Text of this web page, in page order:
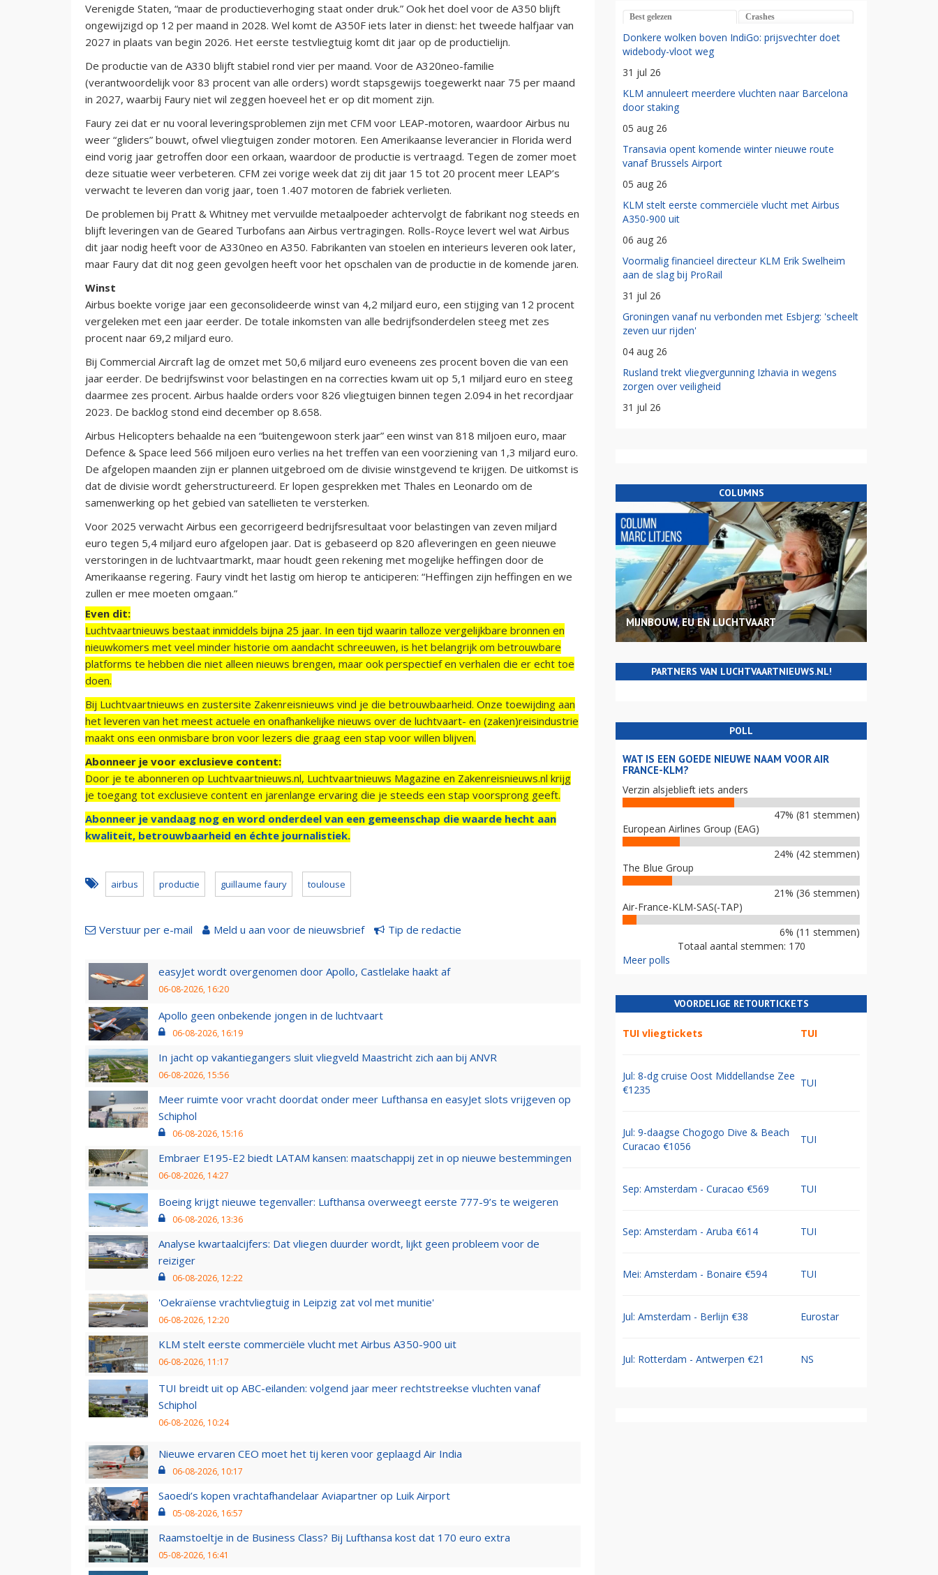
Verenigde Staten, “maar de productieverhoging staat onder druk.” Ook het doel voor de A350 blijft
ongewijzigd op 12 per maand in 2028. Wel komt de A350F iets later in dienst: het tweede halfjaar van
2027 in plaats van begin 2026. Het eerste testvliegtuig komt dit jaar op de productielijn.
De productie van de A330 blijft stabiel rond vier per maand. Voor de A320neo-familie
(verantwoordelijk voor 83 procent van alle orders) wordt stapsgewijs toegewerkt naar 75 per maand
in 2027, waarbij Faury niet wil zeggen hoeveel het er op dit moment zijn.
Faury zei dat er nu vooral leveringsproblemen zijn met CFM voor LEAP-motoren, waardoor Airbus nu
weer “gliders” bouwt, ofwel vliegtuigen zonder motoren. Een Amerikaanse leverancier in Florida werd
eind vorig jaar getroffen door een orkaan, waardoor de productie is vertraagd. Tegen de zomer moet
deze situatie weer verbeteren. CFM zei vorige week dat zij dit jaar 15 tot 20 procent meer LEAP’s
verwacht te leveren dan vorig jaar, toen 1.407 motoren de fabriek verlieten.
De problemen bij Pratt & Whitney met vervuilde metaalpoeder achtervolgt de fabrikant nog steeds en
blijft leveringen van de Geared Turbofans aan Airbus vertragingen. Rolls-Royce levert wel wat Airbus
dit jaar nodig heeft voor de A330neo en A350. Fabrikanten van stoelen en interieurs leveren ook later,
maar Faury dat dit nog geen gevolgen heeft voor het opschalen van de productie in de komende jaren.
Winst
Airbus boekte vorige jaar een geconsolideerde winst van 4,2 miljard euro, een stijging van 12 procent
vergeleken met een jaar eerder. De totale inkomsten van alle bedrijfsonderdelen steeg met zes
procent naar 69,2 miljard euro.
Bij Commercial Aircraft lag de omzet met 50,6 miljard euro eveneens zes procent boven die van een
jaar eerder. De bedrijfswinst voor belastingen en na correcties kwam uit op 5,1 miljard euro en steeg
daarmee zes procent. Airbus haalde orders voor 826 vliegtuigen binnen tegen 2.094 in het recordjaar
2023. De backlog stond eind december op 8.658.
Airbus Helicopters behaalde na een “buitengewoon sterk jaar” een winst van 818 miljoen euro, maar
Defence & Space leed 566 miljoen euro verlies na het treffen van een voorziening van 1,3 miljard euro.
De afgelopen maanden zijn er plannen uitgebroed om de divisie winstgevend te krijgen. De uitkomst is
dat de divisie wordt geherstructureerd. Er lopen gesprekken met Thales en Leonardo om de
samenwerking op het gebied van satellieten te versterken.
Voor 2025 verwacht Airbus een gecorrigeerd bedrijfsresultaat voor belastingen van zeven miljard
euro tegen 5,4 miljard euro afgelopen jaar. Dat is gebaseerd op 820 afleveringen en geen nieuwe
verstoringen in de luchtvaartmarkt, maar houdt geen rekening met mogelijke heffingen door de
Amerikaanse regering. Faury vindt het lastig om hierop te anticiperen: “Heffingen zijn heffingen en we
zullen er mee moeten omgaan.”
Even dit:
Luchtvaartnieuws bestaat inmiddels bijna 25 jaar. In een tijd waarin talloze vergelijkbare bronnen en
nieuwkomers met veel minder historie om aandacht schreeuwen, is het belangrijk om betrouwbare
platforms te hebben die niet alleen nieuws brengen, maar ook perspectief en verhalen die er echt toe
doen.
Bij Luchtvaartnieuws en zustersite Zakenreisnieuws vind je die betrouwbaarheid. Onze toewijding aan
het leveren van het meest actuele en onafhankelijke nieuws over de luchtvaart- en (zaken)reisindustrie
maakt ons een onmisbare bron voor lezers die graag een stap voor willen blijven.
Abonneer je voor exclusieve content:
Door je te abonneren op Luchtvaartnieuws.nl, Luchtvaartnieuws Magazine en Zakenreisnieuws.nl krijg
je toegang tot exclusieve content en jarenlange ervaring die je steeds een stap voorsprong geeft.
Abonneer je vandaag nog en word onderdeel van een gemeenschap die waarde hecht aan
kwaliteit, betrouwbaarheid en échte journalistiek.
airbus productie guillaume faury toulouse
Verstuur per e-mail Meld u aan voor de nieuwsbrief Tip de redactie
easyJet wordt overgenomen door Apollo, Castlelake haakt af
06-08-2026, 16:20
Apollo geen onbekende jongen in de luchtvaart
06-08-2026, 16:19
In jacht op vakantiegangers sluit vliegveld Maastricht zich aan bij ANVR
06-08-2026, 15:56
Meer ruimte voor vracht doordat onder meer Lufthansa en easyJet slots vrijgeven op
Schiphol
06-08-2026, 15:16
Embraer E195-E2 biedt LATAM kansen: maatschappij zet in op nieuwe bestemmingen
06-08-2026, 14:27
Boeing krijgt nieuwe tegenvaller: Lufthansa overweegt eerste 777-9’s te weigeren
06-08-2026, 13:36
Analyse kwartaalcijfers: Dat vliegen duurder wordt, lijkt geen probleem voor de
reiziger
06-08-2026, 12:22
'Oekraïense vrachtvliegtuig in Leipzig zat vol met munitie'
06-08-2026, 12:20
KLM stelt eerste commerciële vlucht met Airbus A350-900 uit
06-08-2026, 11:17
TUI breidt uit op ABC-eilanden: volgend jaar meer rechtstreekse vluchten vanaf
Schiphol
06-08-2026, 10:24
Nieuwe ervaren CEO moet het tij keren voor geplaagd Air India
06-08-2026, 10:17
Saoedi’s kopen vrachtafhandelaar Aviapartner op Luik Airport
05-08-2026, 16:57
Raamstoeltje in de Business Class? Bij Lufthansa kost dat 170 euro extra
05-08-2026, 16:41
Best gelezen Crashes
Donkere wolken boven IndiGo: prijsvechter doet
widebody-vloot weg
31 jul 26
KLM annuleert meerdere vluchten naar Barcelona
door staking
05 aug 26
Transavia opent komende winter nieuwe route
vanaf Brussels Airport
05 aug 26
KLM stelt eerste commerciële vlucht met Airbus
A350-900 uit
06 aug 26
Voormalig financieel directeur KLM Erik Swelheim
aan de slag bij ProRail
31 jul 26
Groningen vanaf nu verbonden met Esbjerg: 'scheelt
zeven uur rijden'
04 aug 26
Rusland trekt vliegvergunning Izhavia in wegens
zorgen over veiligheid
31 jul 26
COLUMNS
MIJNBOUW, EU EN LUCHTVAART
PARTNERS VAN LUCHTVAARTNIEUWS.NL!
POLL
WAT IS EEN GOEDE NIEUWE NAAM VOOR AIR
FRANCE-KLM?
Verzin alsjeblieft iets anders
47% (81 stemmen)
European Airlines Group (EAG)
24% (42 stemmen)
The Blue Group
21% (36 stemmen)
Air-France-KLM-SAS(-TAP)
6% (11 stemmen)
Totaal aantal stemmen: 170
Meer polls
VOORDELIGE RETOURTICKETS
TUI vliegtickets TUI
Jul: 8-dg cruise Oost Middellandse Zee
€1235
TUI
Jul: 9-daagse Chogogo Dive & Beach
Curacao €1056
TUI
Sep: Amsterdam - Curacao €569 TUI
Sep: Amsterdam - Aruba €614 TUI
Mei: Amsterdam - Bonaire €594 TUI
Jul: Amsterdam - Berlijn €38 Eurostar
Jul: Rotterdam - Antwerpen €21 NS